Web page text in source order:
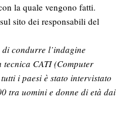
la quale vengono fatti.
sito dei responsabili del
condurre l’indagine
tecnica CATI (Computer
i paesi è stato intervistato
tra uomini e donne di età dai